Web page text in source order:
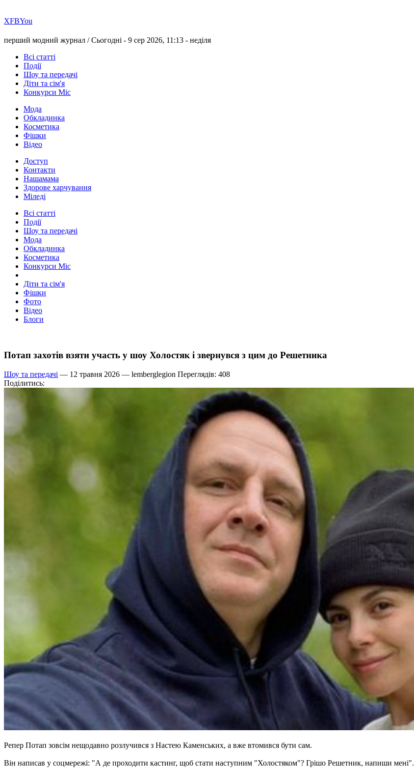
ХFBYou
перший модний журнал /Сьогодні - 9 сер 2026, 11:13 - неділя
Всі статті
Події
Шоу та передачі
Діти та сім'я
Конкурси Міс
Мода
Обкладинка
Косметика
Фішки
Відео
Доступ
Контакти
Нашамама
Здорове харчування
Міледі
Всі статті
Події
Шоу та передачі
Мода
Обкладинка
Косметика
Конкурси Міс
Діти та сім'я
Фішки
Фото
Відео
Блоги
Потап захотів взяти участь у шоу Холостяк і звернувся з цим до Решетника
Шоу та передачі — 12 травня 2026 — lemberglegion Переглядів: 408
Поділитись:
Репер Потап зовсім нещодавно розлучився з Настею Каменських, а вже втомився бути сам.
Він написав у соцмережі: "А де проходити кастинг, щоб стати наступним "Холостяком"? Грішо Решетник, напиши мені".